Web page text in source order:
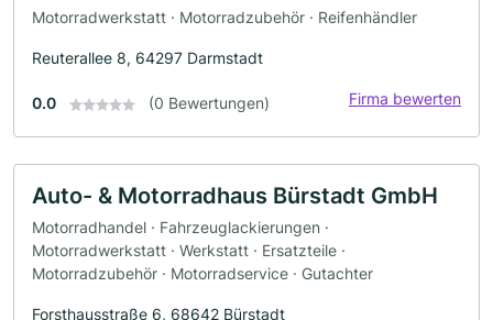
Motorradwerkstatt · Motorradzubehör · Reifenhändler
Reuterallee 8, 64297 Darmstadt
0.0 (0 Bewertungen) Firma bewerten
Auto- & Motorradhaus Bürstadt GmbH
Motorradhandel · Fahrzeuglackierungen ·
Motorradwerkstatt · Werkstatt · Ersatzteile ·
Motorradzubehör · Motorradservice · Gutachter
Forsthausstraße 6, 68642 Bürstadt